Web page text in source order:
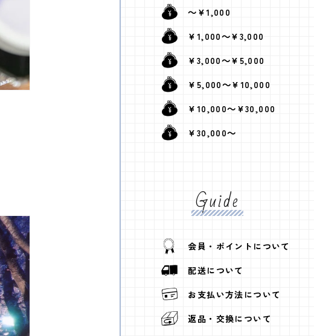
～¥1,000
¥1,000～¥3,000
¥3,000～¥5,000
¥5,000～¥10,000
¥10,000～¥30,000
¥30,000～
Guide
会員・ポイントについて
配送について
お支払い方法について
返品・交換について